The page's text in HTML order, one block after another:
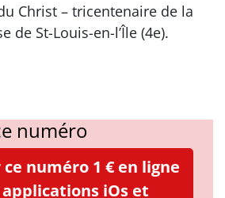
Christ – tricentenaire de la
de St-Louis-en-l’Île (4e).
numéro
numéro 1 € en ligne
iOs et